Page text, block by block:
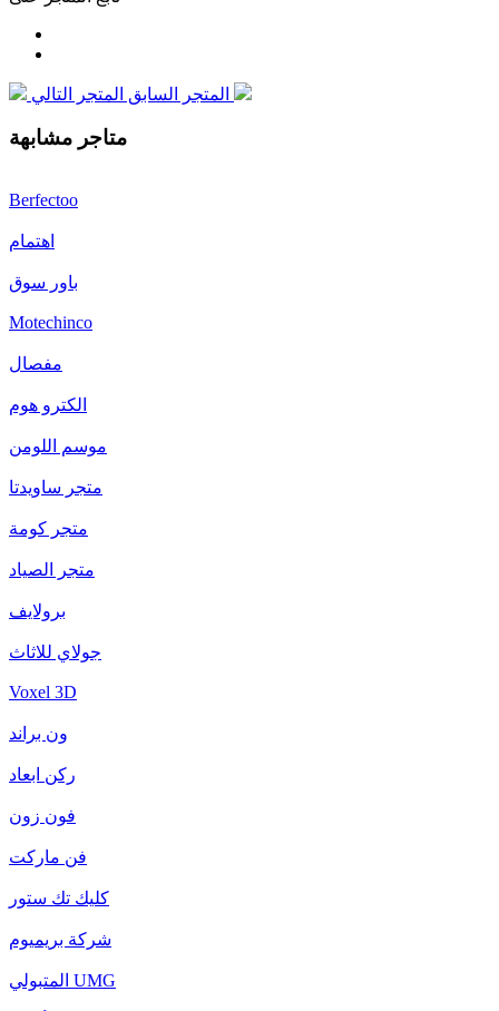
المتجر السابق
متاجر مشابهة
Berfectoo
اهتمام
باور سوق
Motechinco
مفصال
الكترو هوم
موسم اللومن
متجر ساويدتا
متجر كومة
متجر الصياد
برولايف
جولاي للاثاث
Voxel 3D
ون براند
ركن ابعاد
فون زون
فن ماركت
كليك تك ستور
شركة بريميوم
المتبولي UMG